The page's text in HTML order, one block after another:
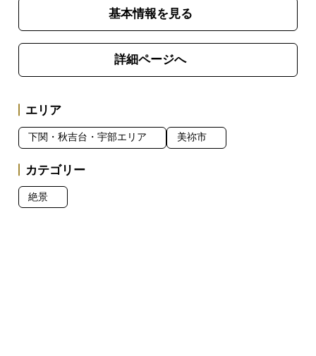
基本情報を見る
詳細ページへ
エリア
下関・秋吉台・宇部エリア 美祢市
カテゴリー
絶景